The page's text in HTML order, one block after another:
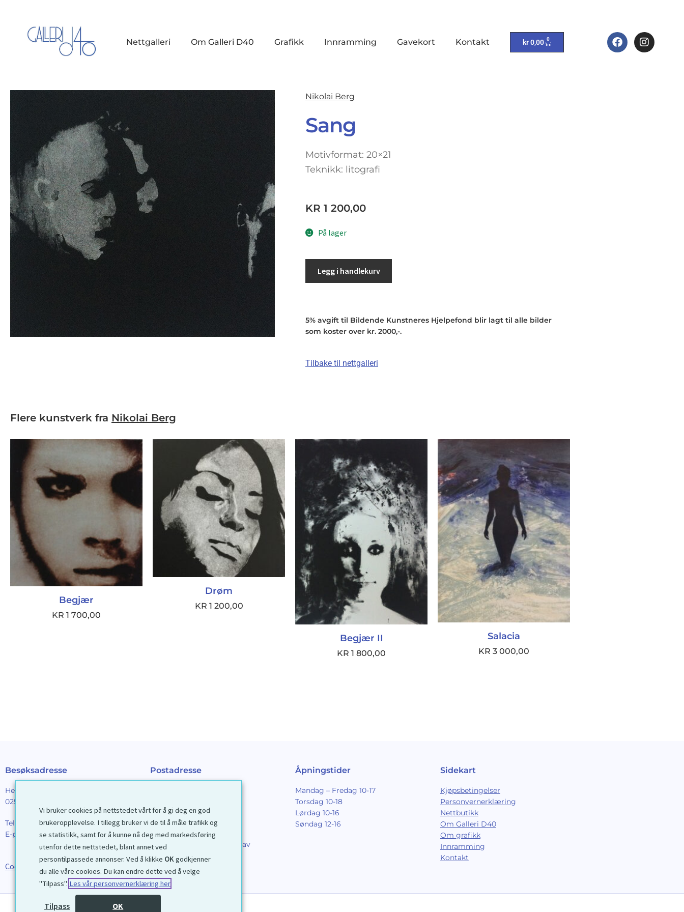
Nettgalleri Om Galleri D40 Grafikk Innramming Gavekort Kontakt kr0,00 0
Nikolai Berg
Sang
Motivformat: 20×21
Teknikk: litografi
KR 1 200,00
På lager
Legg i handlekurv
5% avgift til Bildende Kunstneres Hjelpefond blir lagt til alle bilder
som koster over kr. 2000,-.
Tilbake til nettgalleri
Flere kunstverk fra Nikolai Berg
Begjær
KR 1 700,00
Drøm
KR 1 200,00
Begjær II
KR 1 800,00
Salacia
KR 3 000,00
Besøksadresse
Henrik Ibsens gt. 90
0255 Oslo
Tel:
22 44 85 86
E-post:
galleri@d40.no
Cookies
Postadresse
0201 Oslo
Mobilnummer til sporing av
forsendelser: 91924069
Åpningstider
Mandag – Fredag 10-17
Torsdag 10-18
Lørdag 10-16
Søndag 12-16
Sidekart
Kjøpsbetingelser
Personvernerklæring
Nettbutikk
Om Galleri D40
Om grafikk
Innramming
Kontakt
Vi bruker cookies på nettstedet vårt for å gi deg en god
brukeropplevelse. I tillegg bruker vi de til å måle trafikk og
se statistikk, samt for å kunne nå deg med markedsføring
utenfor dette nettstedet, blant annet ved
persontilpassede annonser. Ved å klikke OKgodkjenner
du alle våre cookies. Du kan endre dette ved å velge
"Tilpass". Les vår personvernerklæring her
Tilpass OK